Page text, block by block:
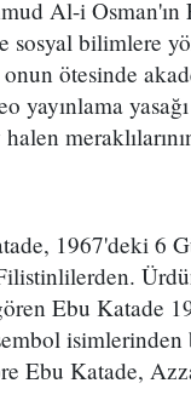
Al-i Osman'ın
sosyal bilimlere
ötesinde
yasağı
1967'deki 6
Ebu Katade
sembol
Ebu Katade,